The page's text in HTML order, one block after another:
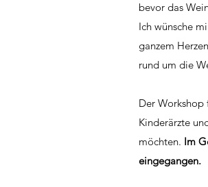
bevor das
Ich wünsche
ganzem
rund um die
Der Workshop
Kinderärzte
möchten. Im
eingegangen.